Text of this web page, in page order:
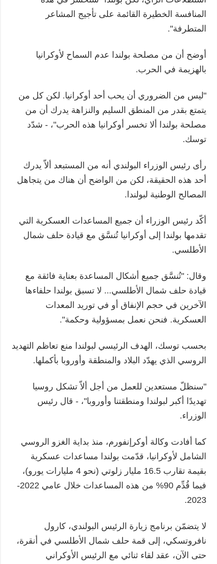
المنافسة الخطيرة القائمة على تأجيج المشاعر
المتطرفة".
أوضح أن من مصلحة بولندا عدم السماح لأوكرانيا
بالهزيمة في الحرب.
"ليس من الضروري أن يحب أحد أوكرانيا. لكن كل من
يتمتع بقدر من المنطق السليم والنزاهة يدرك أن من
مصلحة بولندا ألا تخسر أوكرانيا هذه الحرب"، - شدّد
توسك.
رأى رئيس الوزراء البولندي أنه من المستبعد ألاّ يدرك
أحد هذه الحقيقة، لكن من الواضح أن هناك من يتجاهل
المصالح الوطنية لبولندا.
أكّد رئيس الوزراء أن جميع المساعدات العسكرية التي
تقدمها بولندا إلى أوكرانيا تُنسَّق مع قيادة حلف شمال
الأطلسي.
وقال: "تُنسَّق جميع أشكال المساعدة بعناية فائقة مع
قيادة حلف شمال الأطلسي... لا تسبق بولندا حلفاءها
الآخرين في حجم الإنفاق أو في توريد المعدات
العسكرية. فنحن نعمل بمسؤولية وحكمة".
بحسب توسك، الهدف الرئيسي لبولندا منع تعاظم التهديد
الروسي الذي يهدّد البلاد والمنطقة وأوروبا بأكملها.
"سنظلّ مستعدين للعمل من أجل ألاّ تشكل روسيا
تهديدًا أكبر لبولندا ومنطقتنا وأوروبا"، - قال رئيس
الوزراء.
كما أفادت وكالة أوكرإنفورم، منذ بداية الغزو الروسي
الشامل لأوكرانيا، قدّمت بولندا مساعدات عسكرية
بقيمة تقارب 16.5 مليار زلوتي (نحو 4 مليارات يورو)،
فيما قُدِّم 90% من هذه المساعدات خلال عامي 2022-
2023.
لا يتضمّن برنامج زيارة الرئيس البولندي، كارول
نافروتسكي، إلى قمة حلف شمال الأطلسي في أنقرة،
حتى الآن، عقد لقاء ثنائي مع الرئيس الأوكراني